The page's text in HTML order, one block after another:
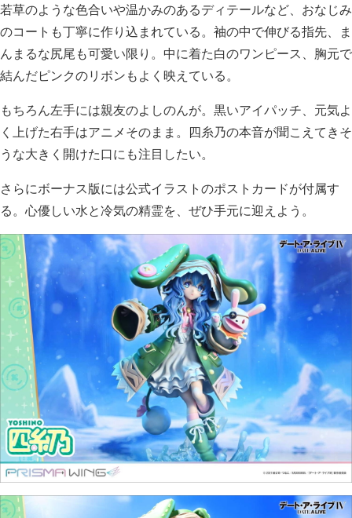
若草のような色合いや温かみのあるディテールなど、おなじみ
のコートも丁寧に作り込まれている。袖の中で伸びる指先、ま
んまるな尻尾も可愛い限り。中に着た白のワンピース、胸元で
結んだピンクのリボンもよく映えている。
もちろん左手には親友のよしのんが。黒いアイパッチ、元気よ
く上げた右手はアニメそのまま。四糸乃の本音が聞こえてきそ
うな大きく開けた口にも注目したい。
さらにボーナス版には公式イラストのポストカードが付属す
る。心優しい水と冷気の精霊を、ぜひ手元に迎えよう。